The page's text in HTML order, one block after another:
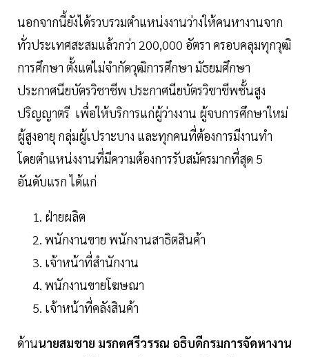
นอกจากนี้ยังได้รวบรวมตำแหน่งงานว่างให้คนหางานจาก
ทั่วประเทศสะสมแล้วกว่า 200,000 อัตรา ครอบคลุมทุกวุฒิ
การศึกษา ตั้งแต่ไม่จำกัดวุฒิการศึกษา มัธยมศึกษา
ประกาศนียบัตรวิชาชีพ ประกาศนียบัตรวิชาชีพชั้นสูง
ปริญญาตรี เพื่อให้บริการแก่ผู้ว่างงาน ผู้จบการศึกษาใหม่
ผู้สูงอายุ กลุ่มผู้เปราะบาง และทุกคนที่ต้องการมีงานทำ
โดยตำแหน่งงานที่มีความต้องการรับสมัครมากที่สุด 5
อันดับแรก ได้แก่
ฝ่ายผลิต
พนักงานขาย พนักงานสาธิตสินค้า
เจ้าหน้าที่สำนักงาน
พนักงานขายโฆษณา
เจ้าหน้าที่คลังสินค้า
ด้านนายสมชาย มรกตศรีวรรณ อธิบดีกรมการจัดหางาน